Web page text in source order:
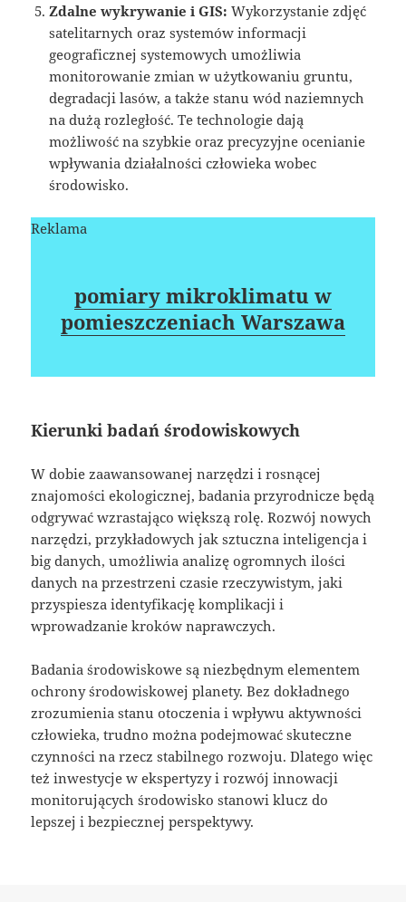
Zdalne wykrywanie i GIS: Wykorzystanie zdjęć
satelitarnych oraz systemów informacji
geograficznej systemowych umożliwia
monitorowanie zmian w użytkowaniu gruntu,
degradacji lasów, a także stanu wód naziemnych
na dużą rozległość. Te technologie dają
możliwość na szybkie oraz precyzyjne ocenianie
wpływania działalności człowieka wobec
środowisko.
Reklama
pomiary mikroklimatu w
pomieszczeniach Warszawa
Kierunki badań środowiskowych
W dobie zaawansowanej narzędzi i rosnącej
znajomości ekologicznej, badania przyrodnicze będą
odgrywać wzrastająco większą rolę. Rozwój nowych
narzędzi, przykładowych jak sztuczna inteligencja i
big danych, umożliwia analizę ogromnych ilości
danych na przestrzeni czasie rzeczywistym, jaki
przyspiesza identyfikację komplikacji i
wprowadzanie kroków naprawczych.
Badania środowiskowe są niezbędnym elementem
ochrony środowiskowej planety. Bez dokładnego
zrozumienia stanu otoczenia i wpływu aktywności
człowieka, trudno można podejmować skuteczne
czynności na rzecz stabilnego rozwoju. Dlatego więc
też inwestycje w ekspertyzy i rozwój innowacji
monitorujących środowisko stanowi klucz do
lepszej i bezpiecznej perspektywy.